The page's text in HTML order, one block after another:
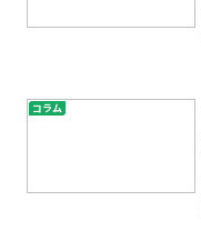
コラム